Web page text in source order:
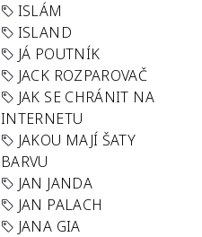
ISLÁM
ISLAND
JÁ POUTNÍK
JACK ROZPAROVAČ
JAK SE CHRÁNIT NA
INTERNETU
JAKOU MAJÍ ŠATY
BARVU
JAN JANDA
JAN PALACH
JANA GIA